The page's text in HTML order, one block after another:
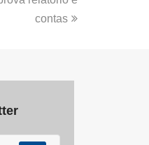
contas